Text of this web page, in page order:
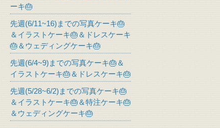
ーキ🎂
先週(6/11~16)までの写真ケーキ🎂
＆イラストケーキ🎂＆ドレスケーキ
🎂＆ウェディングケーキ🎂
先週(6/4~9)までの写真ケーキ🎂＆
イラストケーキ🎂＆ドレスケーキ🎂
先週(5/28~6/2)までの写真ケーキ🎂
＆イラストケーキ🎂＆特注ケーキ🎂
＆ウェディングケーキ🎂